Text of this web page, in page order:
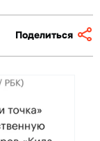
Поделиться